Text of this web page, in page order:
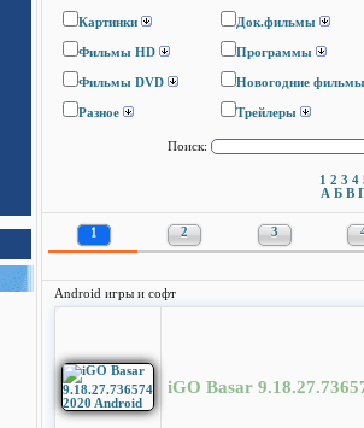
Картинки Док.фильмы
Фильмы HD Программы
Фильмы DVD Новогодние фильмы
Разное Трейлеры
Поиск:
1 2 3 4
А Б В
1 2 3
Android игры и софт
iGO Basar